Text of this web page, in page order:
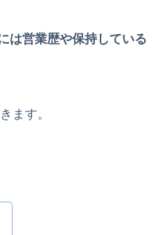
は営業歴や保持している
ます。